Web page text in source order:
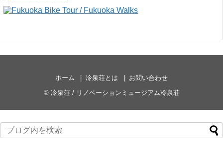
ホーム 冷泉荘とは
お問い合わせ
© 冷泉荘 / リノベーションミュージアム冷泉荘